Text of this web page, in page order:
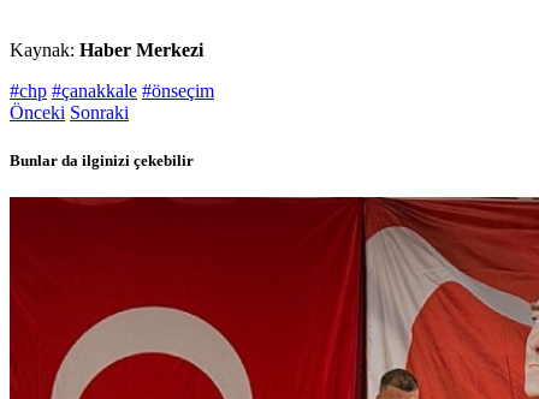
Kaynak: Haber Merkezi
#chp #çanakkale #önseçim
Önceki Sonraki
Bunlar da ilginizi çekebilir